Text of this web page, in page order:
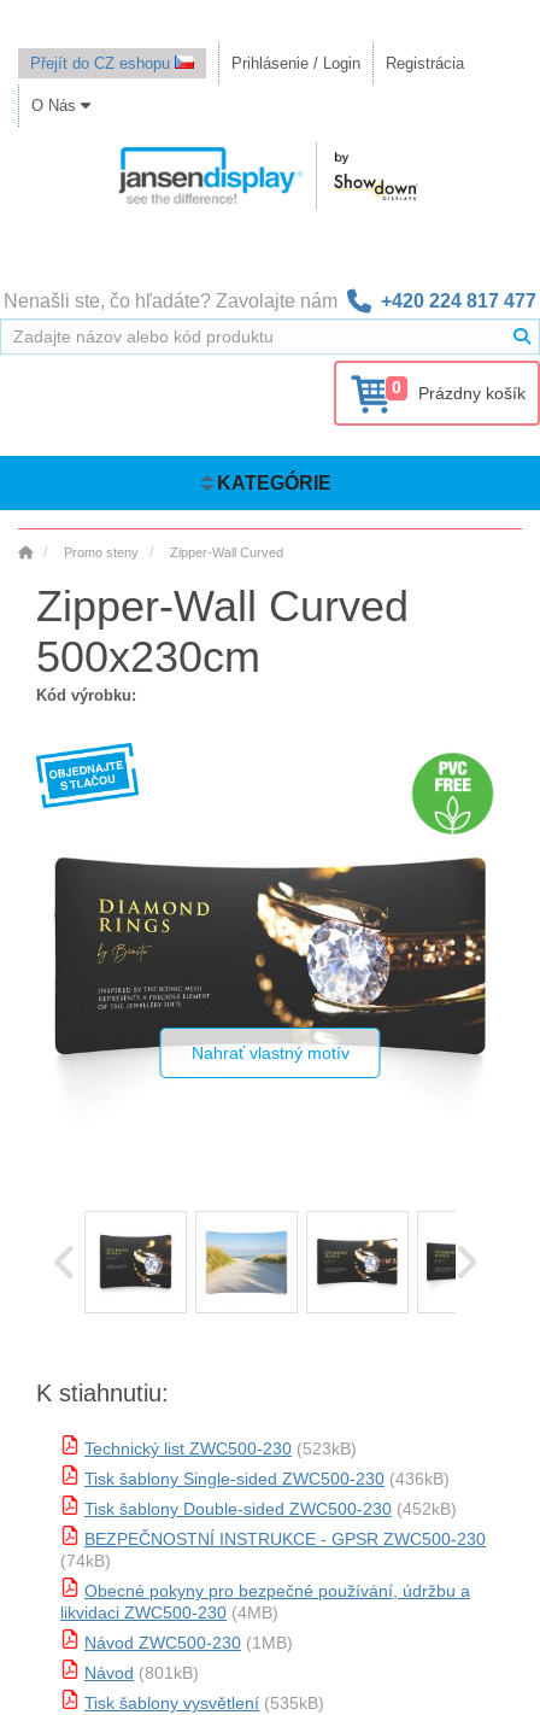
Přejít do CZ eshopu Prihlásenie / Login Registrácia
O Nás
Nenašli ste, čo hľadáte? Zavolajte nám +420 224 817 477
0 Prázdny košík
KATEGÓRIE
Promo steny Zipper-Wall Curved
Zipper-Wall Curved
500x230cm
Kód výrobku:
Nahrať vlastný motív
K stiahnutiu:
Technický list ZWC500-230 (523kB)
Tisk šablony Single-sided ZWC500-230 (436kB)
Tisk šablony Double-sided ZWC500-230 (452kB)
BEZPEČNOSTNÍ INSTRUKCE - GPSR ZWC500-230
(74kB)
Obecné pokyny pro bezpečné používání, údržbu a
likvidaci ZWC500-230 (4MB)
Návod ZWC500-230 (1MB)
Návod (801kB)
Tisk šablony vysvětlení (535kB)